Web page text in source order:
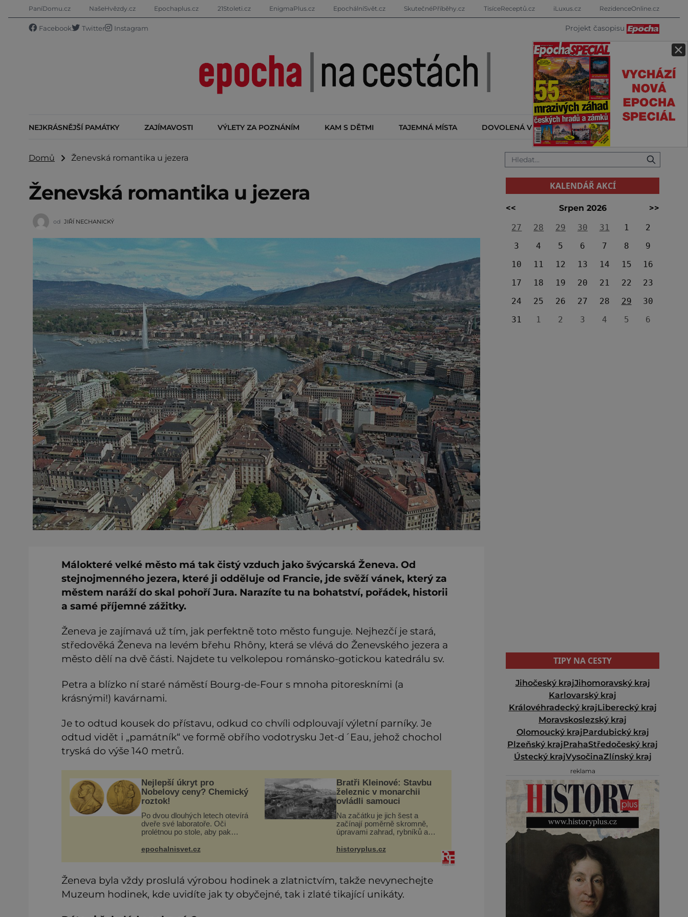
×
PaníDomu.cz NašeHvězdy.cz Epochaplus.cz 21Stoleti.cz EnigmaPlus.cz EpochálníSvět.cz SkutečnéPříběhy.cz TisíceReceptů.cz iLuxus.cz RezidenceOnline.cz
Facebook Twitter Instagram Projekt časopisu
NEJKRÁSNĚJŠÍ PAMÁTKY ZAJÍMAVOSTI VÝLETY ZA POZNÁNÍM KAM S DĚTMI TAJEMNÁ MÍSTA DOVOLENÁ V ZAHRANIČÍ KALENDÁŘ AKCÍ
Domů Ženevská romantika u jezera
Ženevská romantika u jezera
od JIŘÍ NECHANICKÝ
Málokteré velké město má tak čistý vzduch jako švýcarská Ženeva. Od
stejnojmenného jezera, které ji odděluje od Francie, jde svěží vánek, který za
městem naráží do skal pohoří Jura. Narazíte tu na bohatství, pořádek, historii
a samé příjemné zážitky.
Ženeva je zajímavá už tím, jak perfektně toto město funguje. Nejhezčí je stará,
středověká Ženeva na levém břehu Rhôny, která se vlévá do Ženevského jezera a
město dělí na dvě části. Najdete tu velkolepou románsko-gotickou katedrálu sv.
Petra a blízko ní staré náměstí Bourg-de-Four s mnoha pitoreskními (a
krásnými!) kavárnami.
Je to odtud kousek do přístavu, odkud co chvíli odplouvají výletní parníky. Je
odtud vidět i „památník“ ve formě obřího vodotrysku Jet-d´Eau, jehož chochol
tryská do výše 140 metrů.
Nejlepší úkryt pro
Nobelovy ceny? Chemický
roztok!
Po dvou dlouhých letech otevírá
dveře své laboratoře. Oči
prolétnou po stole, aby pak
nachází všemožné látky. Hledá
jakmile ji zahlédne, nesmírně se
epochalnisvet.cz
Bratři Kleinové: Stavbu
železnic v monarchii
ovládli samouci
Na začátku je jich šest a
začínají poměrně skromně,
úpravami zahrad, rybníků a
na stavbu železnic. Během 40
monarchie třetinu všech tratí,
historyplus.cz
Ženeva byla vždy proslulá výrobou hodinek a zlatnictvím, takže nevynechejte
Muzeum hodinek, kde uvidíte jak ty obyčejné, tak i zlaté tikající unikáty.
KALENDÁŘ AKCÍ
<< Srpen 2026
>>
27
28 29 30 31 1
2
3
4 5 6 7 8
9
10
11 12 13 14 15
16
17
18 19 20 21 22
23
24
25 26 27 28 29
30
31
1 2 3 4 5 6
TIPY NA CESTY
Jihočeský krajJihomoravský kraj
Karlovarský kraj
Královéhradecký krajLiberecký kraj
Moravskoslezský kraj
Olomoucký krajPardubický kraj
Plzeňský krajPrahaStředočeský kraj
Ústecký krajVysočinaZlínský kraj
reklama